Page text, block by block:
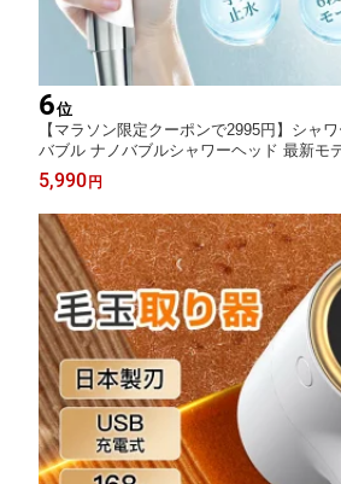
6位
【マラソン限定クーポンで2995円】シャ
バブル ナノバブルシャワーヘッド 最新モ
000万個 ミスト6つモード 節水シャワーヘ
手元止水 毛穴ケア 頭皮ケア 汚れ除去 美肌
5,990 円